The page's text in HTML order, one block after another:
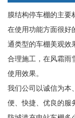
膜结构停车棚的主要
在使用功能方面很好
通类型的车棚美观效
合理施工，在风霜雨
使用效果。
我们公司以诚信为本
便、快捷、优良的服